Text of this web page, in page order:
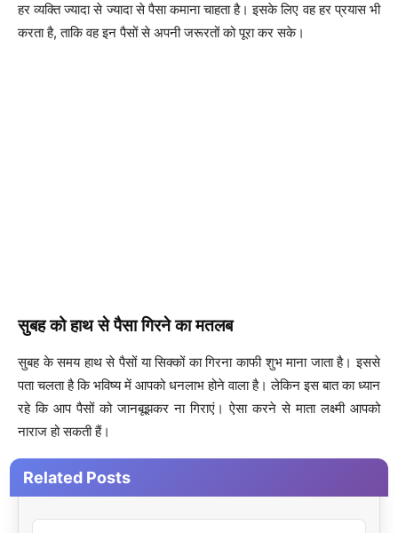
हर व्यक्ति ज्यादा से ज्यादा से पैसा कमाना चाहता है। इसके लिए वह हर प्रयास भी
करता है, ताकि वह इन पैसों से अपनी जरूरतों को पूरा कर सके।
सुबह को हाथ से पैसा गिरने का मतलब
सुबह के समय हाथ से पैसों या सिक्कों का गिरना काफी शुभ माना जाता है। इससे
पता चलता है कि भविष्य में आपको धनलाभ होने वाला है। लेकिन इस बात का ध्यान
रहे कि आप पैसों को जानबूझकर ना गिराएं। ऐसा करने से माता लक्ष्मी आपको
नाराज हो सकती हैं।
Related Posts